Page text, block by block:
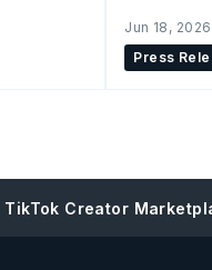
Jun 18, 2026
Press
TikTok Creator